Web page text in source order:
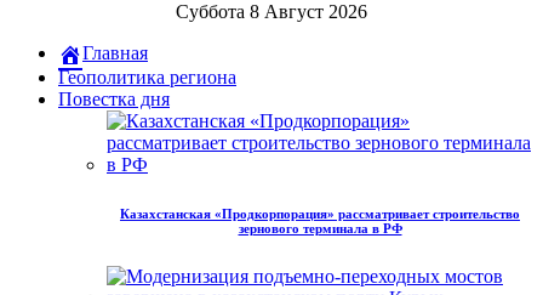
Суббота 8 Август 2026
Главная
Геополитика региона
Повестка дня
Казахстанская «Продкорпорация» рассматривает строительство
зернового терминала в РФ